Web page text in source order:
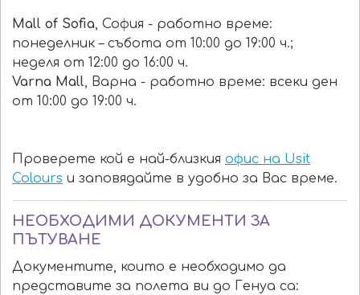
Mall of Sofia, София - работно време:
понеделник – събота от 10:00 до 19:00 ч.;
неделя от 12:00 до 16:00 ч.
Varna Mall, Варна - работно време: всеки ден
от 10:00 до 19:00 ч.
Проверете кой е най-близкия офис на Usit
Colours и заповядайте в удобно за Вас време.
НЕОБХОДИМИ ДОКУМЕНТИ ЗА
ПЪТУВАНЕ
Документите, които е необходимо да
представите за полета ви до Генуа са: